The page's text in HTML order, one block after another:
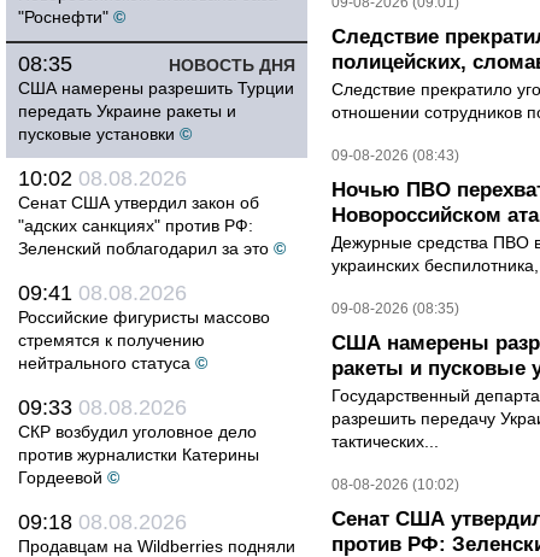
"Роснефти" ©
НОВОСТЬ ДНЯ
08:35
США намерены разрешить Турции
передать Украине ракеты и
пусковые установки ©
10:02 08.08.2026
Сенат США утвердил закон об
"адских санкциях" против РФ:
Зеленский поблагодарил за это ©
09:41 08.08.2026
Российские фигуристы массово
стремятся к получению
нейтрального статуса ©
09:33 08.08.2026
СКР возбудил уголовное дело
против журналистки Катерины
Гордеевой ©
09:18 08.08.2026
Продавцам на Wildberries подняли
Следствие
полицейских,
Следствие прекратило
отношении сотрудников
09-08-2026 (08:43)
Ночью ПВО
Новороссийском
Дежурные средства ПВО
украинских
09-08-2026 (08:35)
США намерены
ракеты и пусковые
Государственный
разрешить передачу
тактических...
08-08-2026 (10:02)
Сенат США
против РФ: